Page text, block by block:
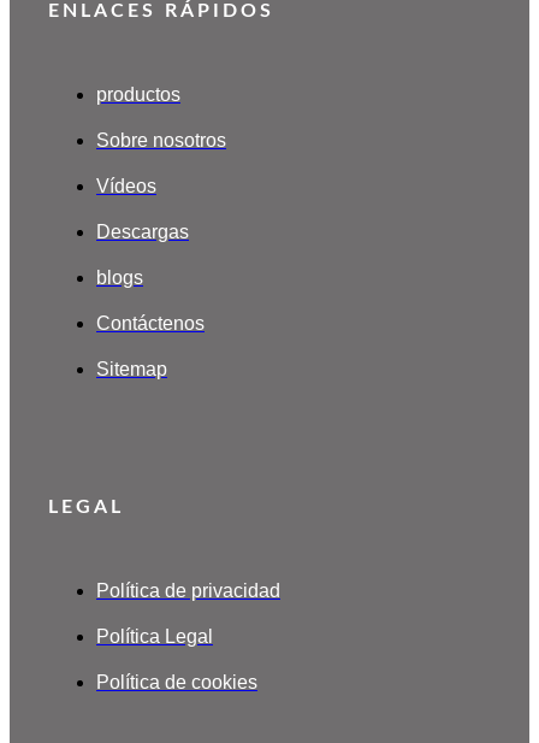
ENLACES RÁPIDOS
productos
Sobre nosotros
Vídeos
Descargas
blogs
Contáctenos
Sitemap
LEGAL
Política de privacidad
Política Legal
Política de cookies